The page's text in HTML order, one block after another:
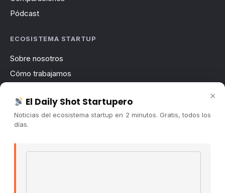
Pódcast
ECOSISTEMA STARTUP
Sobre nosotros
Cómo trabajamos
Contacto
Publicidad
×
El Daily Shot Startupero
Noticias del ecosistema startup en 2 minutos. Gratis, todos los
días.